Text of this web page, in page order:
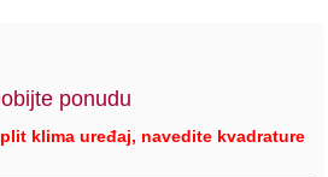
ponudu
klima uređaj, navedite kvadrature